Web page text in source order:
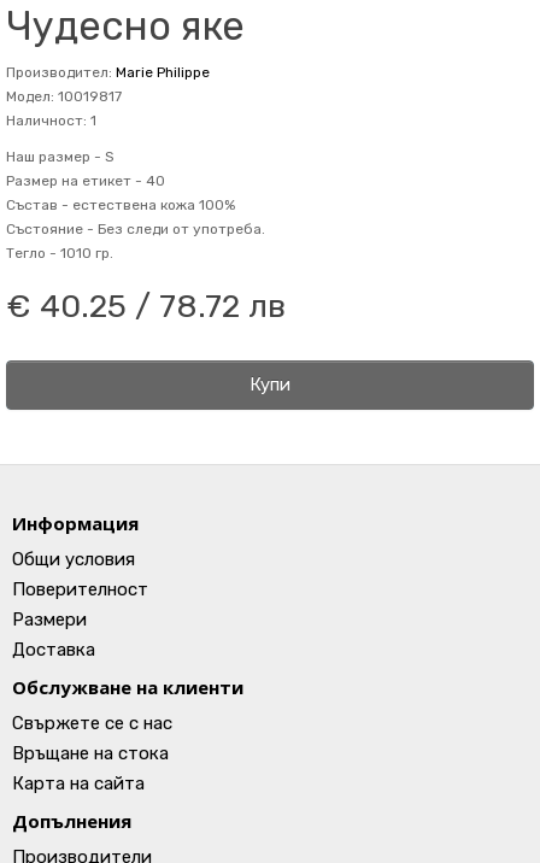
Чудесно яке
Производител: Marie Philippe
Модел: 10019817
Наличност: 1
Наш размер - S
Размер на етикет - 40
Състав - естествена кожа 100%
Състояние - Без следи от употреба.
Тегло - 1010 гр.
€ 40.25 / 78.72 лв
Купи
Информация
Общи условия
Поверителност
Размери
Доставка
Обслужване на клиенти
Свържете се с нас
Връщане на стока
Карта на сайта
Допълнения
Производители